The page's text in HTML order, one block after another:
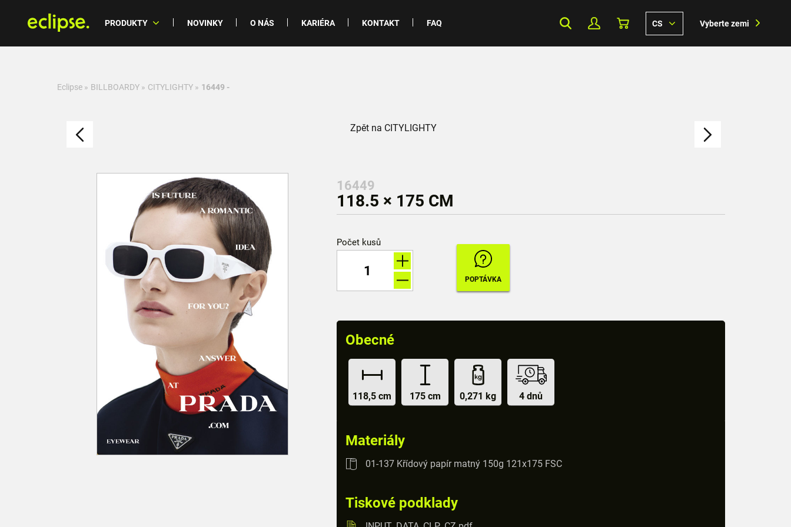
PRODUKTY NOVINKY O NÁS KARIÉRA KONTAKT FAQ CS Vyberte zemi
Eclipse » BILLBOARDY » CITYLIGHTY » 16449 -
Zpět na CITYLIGHTY
16449
118.5 × 175 CM
Počet kusů
Obecné
118,5 cm 175 cm 0,271 kg 4 dnů
Materiály
01-137 Křídový papír matný 150g 121x175 FSC
Tiskové podklady